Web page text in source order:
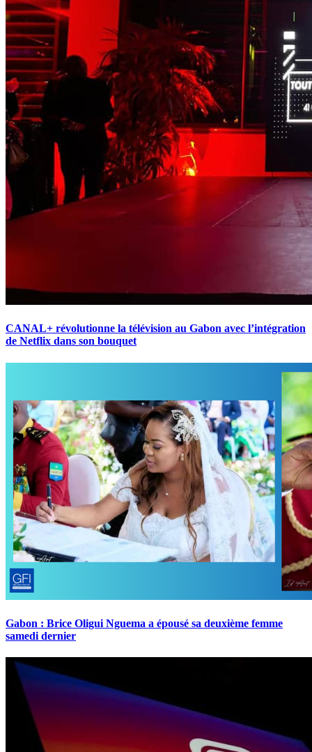
CANAL+ révolutionne la télévision au Gabon avec l’intégration
de Netflix dans son bouquet
Gabon : Brice Oligui Nguema a épousé sa deuxième femme
samedi dernier